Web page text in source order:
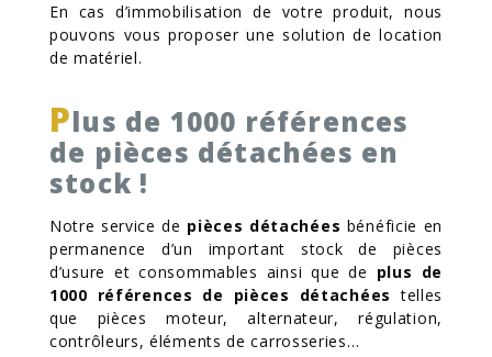
En cas d’immobilisation de votre produit, nous
pouvons vous proposer une solution de location
de matériel.
Plus de 1000 références
de pièces détachées en
stock !
Notre service de pièces détachées bénéficie en
permanence d’un important stock de pièces
d’usure et consommables ainsi que de plus de
1000 références de pièces détachées telles
que pièces moteur, alternateur, régulation,
contrôleurs, éléments de carrosseries…